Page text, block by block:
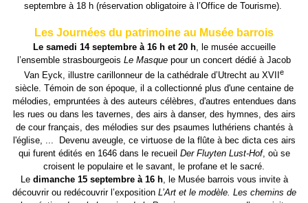
septembre à 18 h (réservation obligatoire à l’Office de Tourisme).
Les Journées du patrimoine au Musée barrois
Le samedi 14 septembre à 16 h et 20 h, le musée accueille
l’ensemble strasbourgeois Le Masque pour un concert dédié à Jacob
Van Eyck, illustre carillonneur de la cathédrale d’Utrecht au XVIIe
siècle. Témoin de son époque, il a collectionné plus d'une centaine de
mélodies, empruntées à des auteurs célèbres, d'autres entendues dans
les rues ou dans les tavernes, des airs à danser, des hymnes, des airs
de cour français, des mélodies sur des psaumes luthériens chantés à
l'église, ... Devenu aveugle, ce virtuose de la flûte à bec dicta ces airs
qui furent édités en 1646 dans le recueil Der Fluyten Lust-Hof, où se
croisent le populaire et le savant, le profane et le sacré.
Le dimanche 15 septembre à 16 h, le Musée barrois vous invite à
découvrir ou redécouvrir l’exposition L’Art et le modèle. Les chemins de